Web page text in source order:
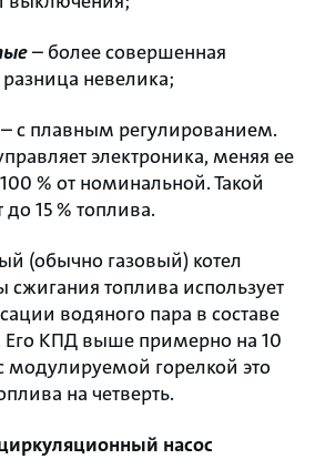
– более совершенная
невелика;
– с плавным регулированием.
электроника, меняя ее
% от номинальной. Такой
15 % топлива.
(обычно газовый) котел
топлива использует
водяного пара в составе
КПД выше примерно на 10
модулируемой горелкой это
на четверть.
насос